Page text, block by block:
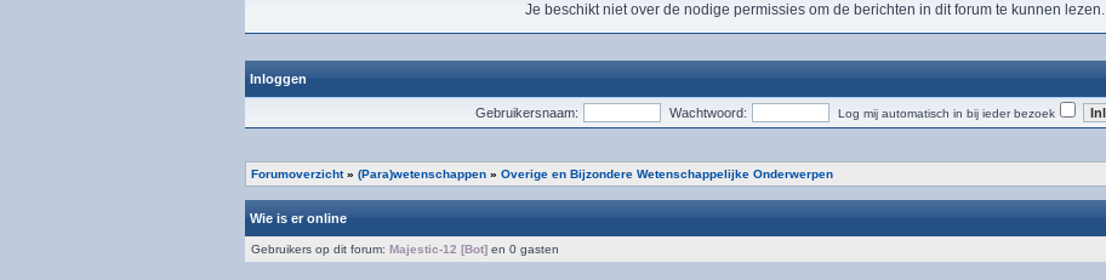
Je beschikt niet over de nodige permissies om de berichten in dit forum te kunnen lezen.
Inloggen
Gebruikersnaam: Wachtwoord: Log mij automatisch in bij ieder bezoek
Forumoverzicht» (Para)wetenschappen» Overige en Bijzondere Wetenschappelijke Onderwerpen
Wie is er online
Gebruikers op dit forum: Majestic-12 [Bot]en 0 gasten